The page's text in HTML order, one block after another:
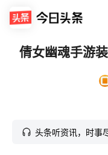
倩女幽魂手游
头条听资讯，时事